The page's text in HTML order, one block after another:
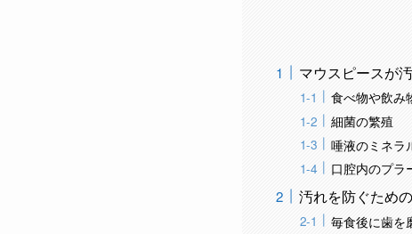
マウスピースが
食べ物や飲み
細菌の繁殖
唾液のミネラ
口腔内のプラ
汚れを防ぐため
毎食後に歯を